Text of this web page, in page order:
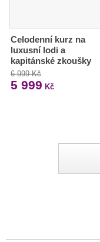
Celodenní kurz na
luxusní lodi a
kapitánské zkoušky
6 999 Kč
5 999 Kč